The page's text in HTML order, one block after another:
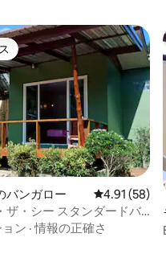
バンガロー レビュー58
4.91 (58)
ザ・シー スタンダードバ
ビュー
ン ·情報の正確さ